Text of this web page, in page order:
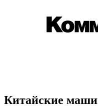
Китайские